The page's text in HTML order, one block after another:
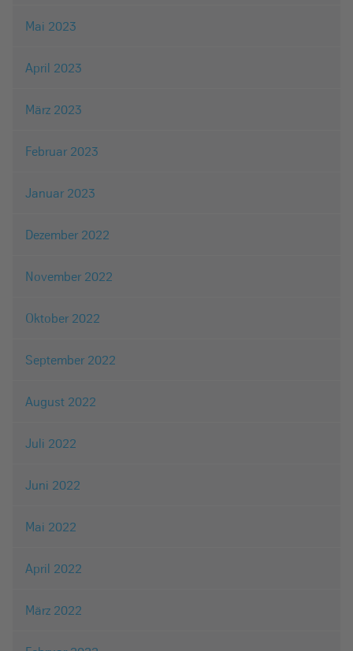
Mai 2023
April 2023
März 2023
Februar 2023
Januar 2023
Dezember 2022
November 2022
Oktober 2022
September 2022
August 2022
Juli 2022
Juni 2022
Mai 2022
April 2022
März 2022